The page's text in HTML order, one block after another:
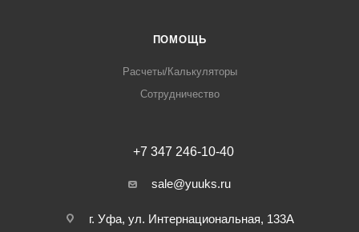
ПОМОЩЬ
Расчеты/Калькуляторы
Сотрудничество
+7 347 246-10-40
sale@yuuks.ru
г. Уфа, ул. Интернациональная, 133А